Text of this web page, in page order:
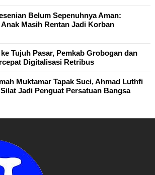
Belum Sepenuhnya Aman:
Masih Rentan Jadi Korban
Tujuh Pasar, Pemkab Grobogan dan
Digitalisasi Retribus
Muktamar Tapak Suci, Ahmad Luthfi
Jadi Penguat Persatuan Bangsa